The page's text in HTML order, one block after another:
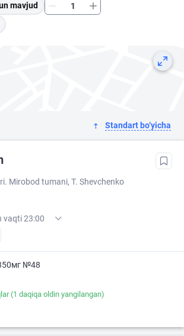
mavjud
Standart bo‘yicha
Mirobod tumani, T. Shevchenko
vaqti 23:00
XX-XX
№48
(1 daqiqa oldin yangilangan)